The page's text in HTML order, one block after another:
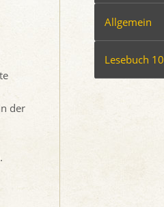
der
Allgemein
Lesebuch 10